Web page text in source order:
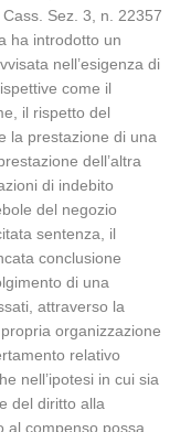
Sez. 3, n. 22357
ha introdotto un
nell’esigenza di
come il
il rispetto del
la prestazione di una
dell’altra
di indebito
del negozio
sentenza, il
conclusione
di una
attraverso la
organizzazione
relativo
nell’ipotesi in cui sia
del diritto alla
al compenso possa